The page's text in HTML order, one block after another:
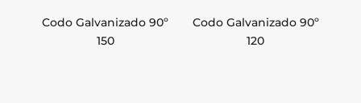
Codo Galvanizado 90º
150
Codo Galvanizado 90º
120